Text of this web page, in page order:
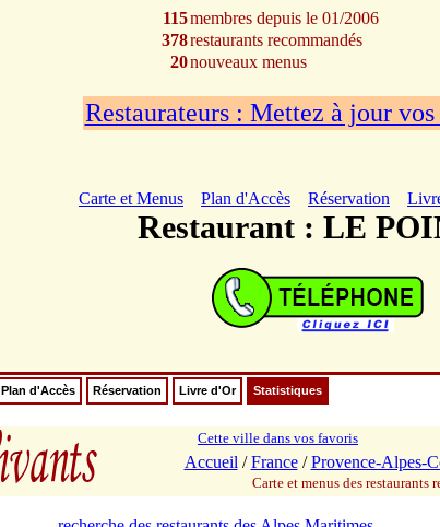
115membres depuis le 01/2006
378restaurants recommandés
20nouveaux menus
Restaurateurs : Mettez à jour
Carte et Menus Plan d'Accès Réservation
Restaurant : LE
Plan d'Accès Réservation Livre d'Or Statistiques
Cette ville dans vos favoris
Accueil /France/Provence-Alpes-
Carte et menus des restaurants